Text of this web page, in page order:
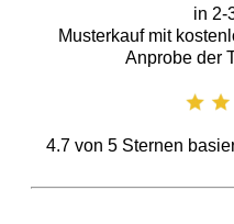
in 2-
Musterkauf mit
Anprobe der
4.7von 5Sternen